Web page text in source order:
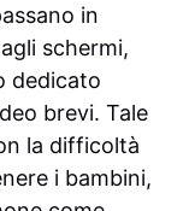
in
schermi,
dedicato
brevi. Tale
la difficoltà
i bambini,